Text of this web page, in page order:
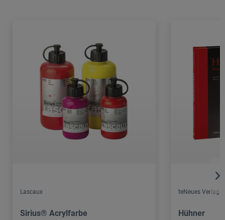
Lascaux
Sirius® Acrylfarbe
teNeues Verlag
Hühner